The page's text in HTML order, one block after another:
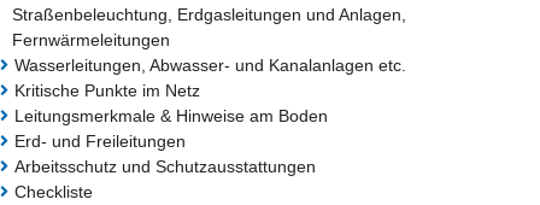
Straßenbeleuchtung, Erdgasleitungen und Anlagen,
Fernwärmeleitungen
Wasserleitungen, Abwasser- und Kanalanlagen etc.
Kritische Punkte im Netz
Leitungsmerkmale & Hinweise am Boden
Erd- und Freileitungen
Arbeitsschutz und Schutzausstattungen
Checkliste